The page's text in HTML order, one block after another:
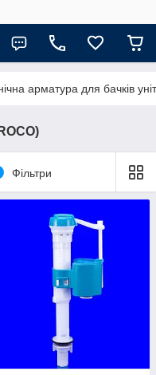
арматура для бачків
Фільтри